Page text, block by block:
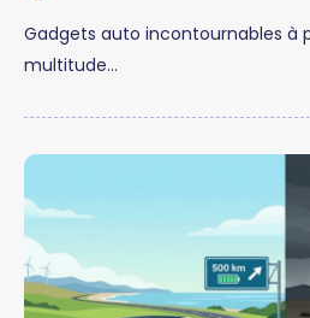
Gadgets auto incontournables à
multitude…